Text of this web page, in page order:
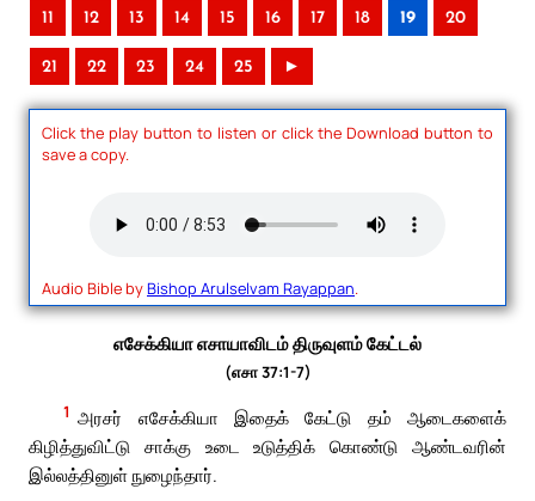
11 12 13 14 15 16 17 18 19 20
21 22 23 24 25 ►
Click the play button to listen or click the Download button to
save a copy.
Audio Bible byBishop Arulselvam Rayappan.
எசேக்கியா எசாயாவிடம் திருவுளம் கேட்டல்
(எசா 37:1-7)
1 அரசர் எசேக்கியா இதைக் கேட்டு தம் ஆடைகளைக்
கிழித்துவிட்டு சாக்கு உடை உடுத்திக் கொண்டு ஆண்டவரின்
இல்லத்தினுள் நுழைந்தார்.